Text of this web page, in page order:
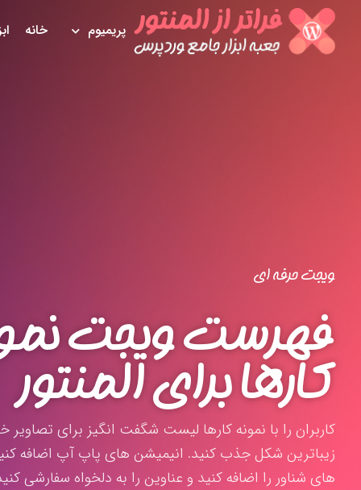
پریمیوم خانه
ویجت حرفه ای
فهرست ویجت
کارها برای المنتور
کاربران را با نمونه کارها لیست شگفت انگیز برای تصاویر
زیباترین شکل جذب کنید. انیمیشن های پاپ آپ اضافه
های شناور را اضافه کنید و عناوین را به دلخواه سفارشی